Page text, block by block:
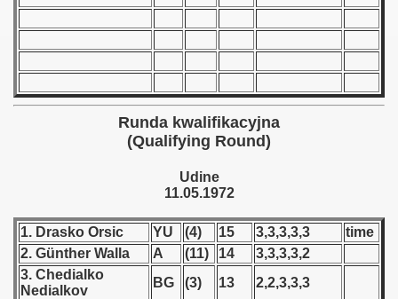
Runda kwalifikacyjna
(Qualifying Round)
Udine
11.05.1972
1. Drasko Orsic YU (4) 15 3,3,3,3,3
time
2. Günther Walla
A (11) 14
3,3,3,3,2
3. Chedialko
Nedialkov
BG (3) 13
2,2,3,3,3
- 1952
- 1953
- 1957
- 1958